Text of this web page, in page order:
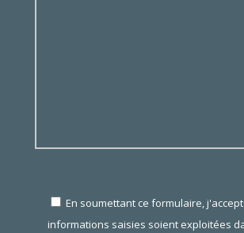
En soumettant ce formulaire,
informations saisies soient exploitées